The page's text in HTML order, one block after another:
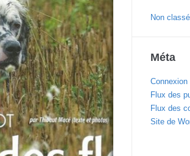
Non classé
Méta
Connexion
Flux des
Flux des
Site de